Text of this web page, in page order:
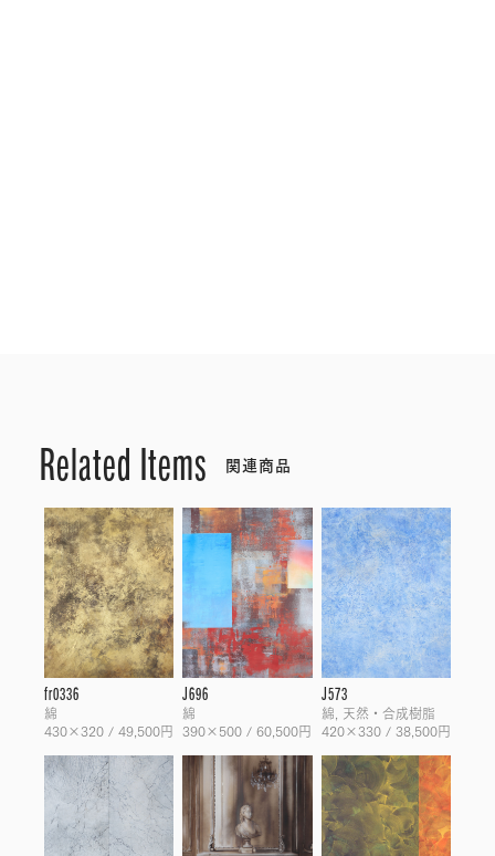
Related Items 関連商品
fr0336
綿
430×320 / 49,500円
J696
綿
390×500 / 60,500円
J573
綿, 天然・合成樹脂
420×330 / 38,500円